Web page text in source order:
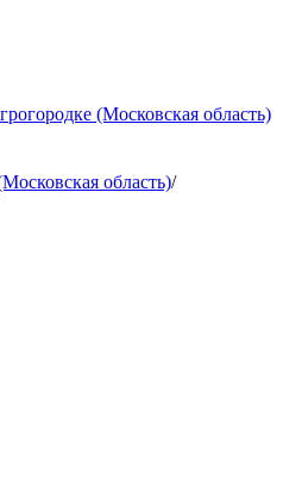
(Московская область)
область)/